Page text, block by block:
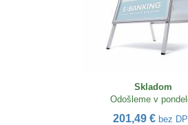
Skladom
Odošleme v
201,49 € bez